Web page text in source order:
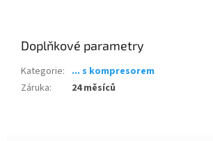
Doplňkové parametry
Kategorie: ... s kompresorem
Záruka: 24 měsíců